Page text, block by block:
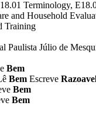
Terminology,
and Household
Training
Paulista Júlio de
Bem
Bem Escreve
Bem
Bem